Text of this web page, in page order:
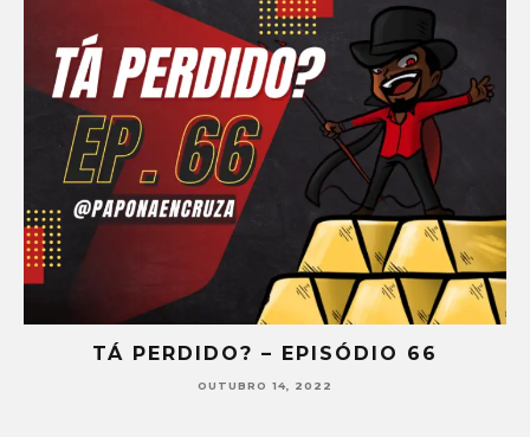
TÁ PERDIDO? – EPISÓDIO 65
SETEMBRO 30, 2022